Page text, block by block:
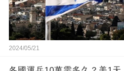
2024/05/21